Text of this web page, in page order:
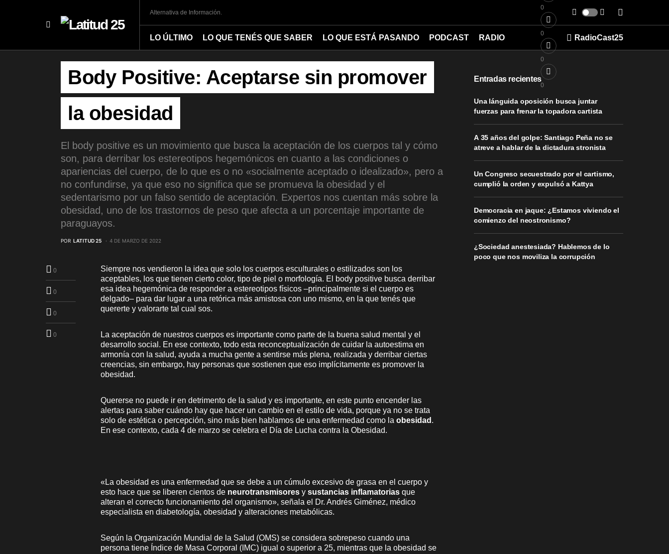
Alternativa de Información.
LO ÚLTIMO LO QUE TENÉS QUE SABER LO QUE ESTÁ PASANDO PODCAST RADIO
0
0
0
0
RadioCast25
Body Positive: Aceptarse sin promover
la obesidad
El body positive es un movimiento que busca la aceptación de los cuerpos tal y cómo
son, para derribar los estereotipos hegemónicos en cuanto a las condiciones o
apariencias del cuerpo, de lo que es o no «socialmente aceptado o idealizado», pero a
no confundirse, ya que eso no significa que se promueva la obesidad y el
sedentarismo por un falso sentido de aceptación. Expertos nos cuentan más sobre la
obesidad, uno de los trastornos de peso que afecta a un porcentaje importante de
paraguayos.
POR LATITUD 25 4 DE MARZO DE 2022
0
0
0
0
Siempre nos vendieron la idea que solo los cuerpos esculturales o estilizados son los
aceptables, los que tienen cierto color, tipo de piel o morfología. El body positive busca derribar
esa idea hegemónica de responder a estereotipos físicos –principalmente si el cuerpo es
delgado– para dar lugar a una retórica más amistosa con uno mismo, en la que tenés que
quererte y valorarte tal cual sos.
La aceptación de nuestros cuerpos es importante como parte de la buena salud mental y el
desarrollo social. En ese contexto, todo esta reconceptualización de cuidar la autoestima en
armonía con la salud, ayuda a mucha gente a sentirse más plena, realizada y derribar ciertas
creencias, sin embargo, hay personas que sostienen que eso implícitamente es promover la
obesidad.
Quererse no puede ir en detrimento de la salud y es importante, en este punto encender las
alertas para saber cuándo hay que hacer un cambio en el estilo de vida, porque ya no se trata
solo de estética o percepción, sino más bien hablamos de una enfermedad como la obesidad .
En ese contexto, cada 4 de marzo se celebra el Día de Lucha contra la Obesidad.
«La obesidad es una enfermedad que se debe a un cúmulo excesivo de grasa en el cuerpo y
esto hace que se liberen cientos de neurotransmisores y sustancias inflamatorias que
alteran el correcto funcionamiento del organismo», señala el Dr. Andrés Giménez, médico
especialista en diabetología, obesidad y alteraciones metabólicas.
Según la Organización Mundial de la Salud (OMS) se considera sobrepeso cuando una
persona tiene Índice de Masa Corporal (IMC) igual o superior a 25, mientras que la obesidad se
Entradas recientes
Una lánguida oposición busca juntar
fuerzas para frenar la topadora cartista
A 35 años del golpe: Santiago Peña no se
atreve a hablar de la dictadura stronista
Un Congreso secuestrado por el cartismo,
cumplió la orden y expulsó a Kattya
Democracia en jaque: ¿Estamos viviendo el
comienzo del neostronismo?
¿Sociedad anestesiada? Hablemos de lo
poco que nos moviliza la corrupción